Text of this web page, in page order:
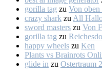
gorilla tag zu Von oben
crazy shark zu All
sword masters zu Von
gorilla tag zu
happy wheels zu Ken
Plants vs Brainrots
glide in zu Os­ter­traum